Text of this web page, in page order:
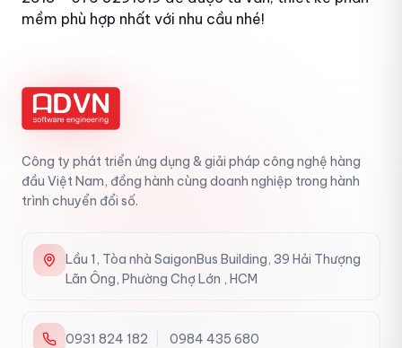
mềm phù hợp nhất với nhu cầu nhé!
Công ty phát triển ứng dụng & giải pháp công nghệ hàng
đầu Việt Nam, đồng hành cùng doanh nghiệp trong hành
trình chuyển đổi số.
Lầu 1, Tòa nhà SaigonBus Building, 39 Hải Thượng
Lãn Ông, Phường Chợ Lớn , HCM
0931 824 182 0984 435 680